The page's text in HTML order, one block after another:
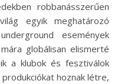
egyik meghatározó
események
globálisan elismerté
a klubok és fesztiválok
produkciókat hoznak létre,